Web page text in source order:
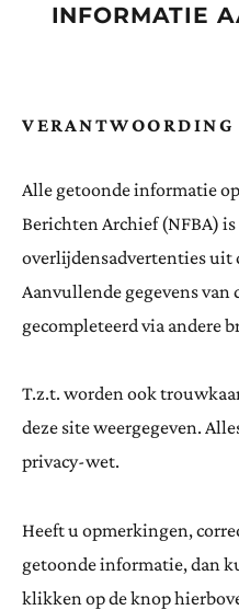
INFORMATIE
VERANTWOORDING
Alle getoonde informatie
Berichten Archief (NFBA)
overlijdensadvertenties uit
Aanvullende gegevens van
gecompleteerd via andere
T.z.t. worden ook
deze site weergegeven.
privacy-wet.
Heeft u opmerkingen,
getoonde informatie, dan
klikken op de knop